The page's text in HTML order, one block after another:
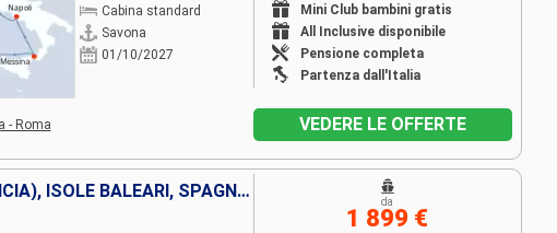
Cabina standard
Savona
01/10/2027
Mini Club bambini gratis
All Inclusive disponibile
Pensione completa
Partenza dall'Italia
- Roma VEDERE LE OFFERTE
ITALIA, CORSICA (FRANCIA), ISOLE BALEARI, SPAGNA, FRANCIA
da
1 899 €